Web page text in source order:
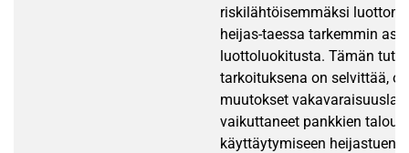
riskilähtöisemmäksi
heijas-taessa tarkemmin
luottoluokitusta. Tämän
tarkoituksena on selvittää,
muutokset
vaikuttaneet pankkien
käyttäytymiseen heijastuen